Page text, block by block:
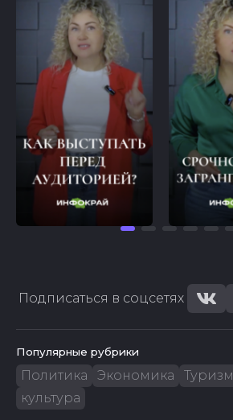
Подписаться в соцсетях
Популярные рубрики
Политика Экономика Туризм
культура